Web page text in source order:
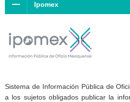
Ipomex
Sistema de Información Pública de
a los sujetos obligados publicar la